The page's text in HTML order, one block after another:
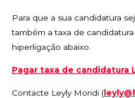
Para que a sua candidatura
também a taxa de
hiperligação abaixo.
Pagar taxa de candidatura
Contacte Leyly Moridi (